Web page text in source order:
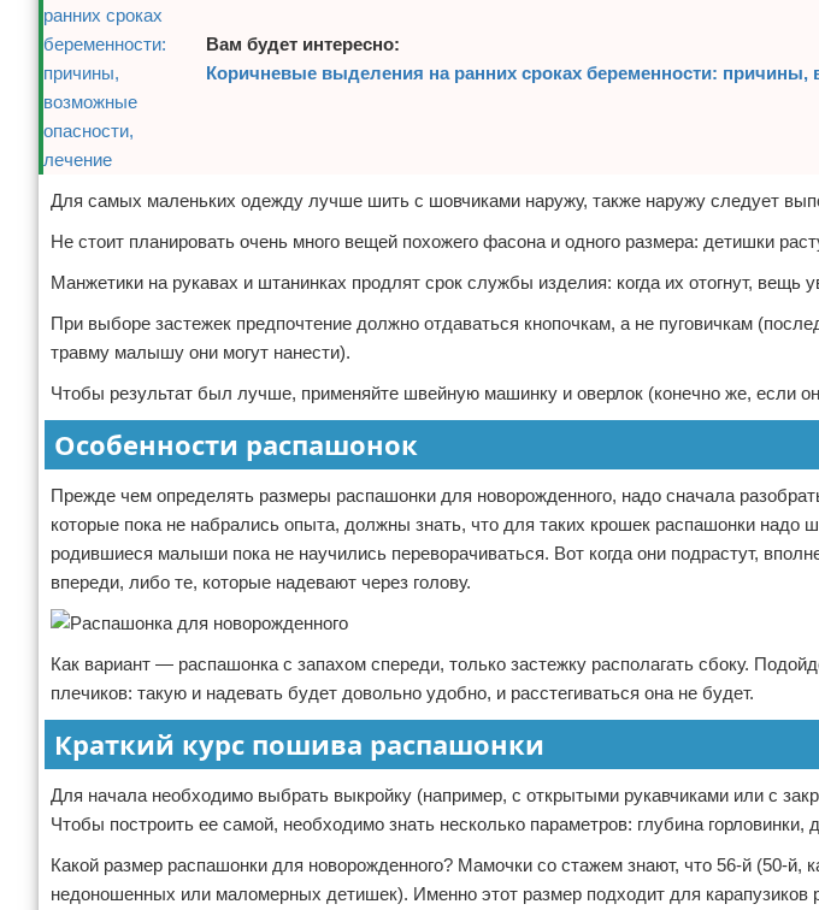
Вам будет интересно:
Коричневые выделения на ранних сроках беременности: причины,
Для самых маленьких одежду лучше шить с шовчиками наружу, также наружу следует
Не стоит планировать очень много вещей похожего фасона и одного размера: детишки
Манжетики на рукавах и штанинках продлят срок службы изделия: когда их отогнут, вещь
При выборе застежек предпочтение должно отдаваться кнопочкам, а не пуговичкам
травму малышу они могут нанести).
Чтобы результат был лучше, применяйте швейную машинку и оверлок (конечно же, если
Особенности распашонок
Прежде чем определять размеры распашонки для новорожденного, надо сначала
которые пока не набрались опыта, должны знать, что для таких крошек распашонки надо
родившиеся малыши пока не научились переворачиваться. Вот когда они подрастут,
впереди, либо те, которые надевают через голову.
Как вариант — распашонка с запахом спереди, только застежку располагать сбоку.
плечиков: такую и надевать будет довольно удобно, и расстегиваться она не будет.
Краткий курс пошива распашонки
Для начала необходимо выбрать выкройку (например, с открытыми рукавчиками или с
Чтобы построить ее самой, необходимо знать несколько параметров: глубина
Какой размер распашонки для новорожденного? Мамочки со стажем знают, что 56-й (50-й,
недоношенных или маломерных детишек). Именно этот размер подходит для карапузиков